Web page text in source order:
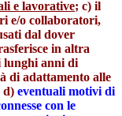
e lavorative; c) il
e/o collaboratori,
dal dover
in altra
lunghi anni di
di adattamento alle
d) eventuali motivi di
con le